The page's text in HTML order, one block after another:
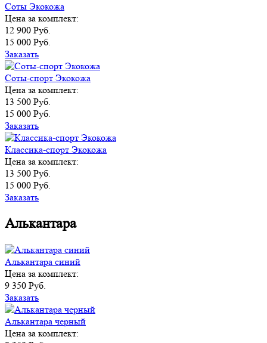
Соты Экокожа
Цена за комплект:
12 900 Руб.
15 000 Руб.
Заказать
Соты-спорт Экокожа
Цена за комплект:
13 500 Руб.
15 000 Руб.
Заказать
Классика-спорт Экокожа
Цена за комплект:
13 500 Руб.
15 000 Руб.
Заказать
Алькантара
Алькантара синий
Цена за комплект:
9 350 Руб.
Заказать
Алькантара черный
Цена за комплект: